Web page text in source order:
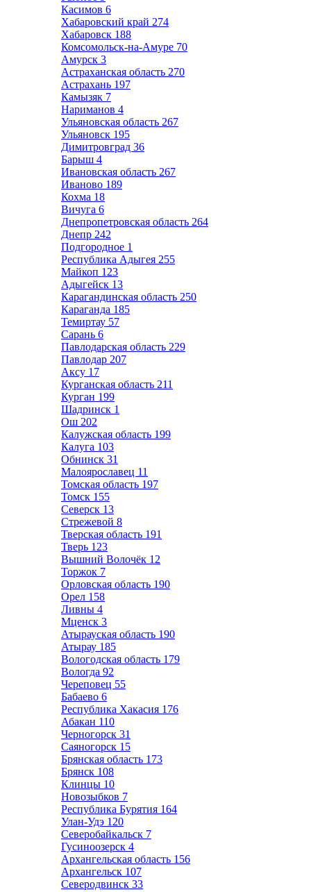
Касимов 6
Хабаровский край 274
Хабаровск 188
Комсомольск-на-Амуре 70
Амурск 3
Астраханская область 270
Астрахань 197
Камызяк 7
Нариманов 4
Ульяновская область 267
Ульяновск 195
Димитровград 36
Барыш 4
Ивановская область 267
Иваново 189
Кохма 18
Вичуга 6
Днепропетровская область 264
Днепр 242
Подгородное 1
Республика Адыгея 255
Майкоп 123
Адыгейск 13
Карагандинская область 250
Караганда 185
Темиртау 57
Сарань 6
Павлодарская область 229
Павлодар 207
Аксу 17
Курганская область 211
Курган 199
Шадринск 1
Ош 202
Калужская область 199
Калуга 103
Обнинск 31
Малоярославец 11
Томская область 197
Томск 155
Северск 13
Стрежевой 8
Тверская область 191
Тверь 123
Вышний Волочёк 12
Торжок 7
Орловская область 190
Орел 158
Ливны 4
Мценск 3
Атырауская область 190
Атырау 185
Вологодская область 179
Вологда 92
Череповец 55
Бабаево 6
Республика Хакасия 176
Абакан 110
Черногорск 31
Саяногорск 15
Брянская область 173
Брянск 108
Клинцы 10
Новозыбков 7
Республика Бурятия 164
Улан-Удэ 120
Северобайкальск 7
Гусиноозерск 4
Архангельская область 156
Архангельск 107
Северодвинск 33